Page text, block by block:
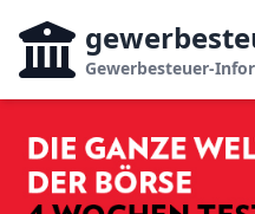
Gewerbesteuer-